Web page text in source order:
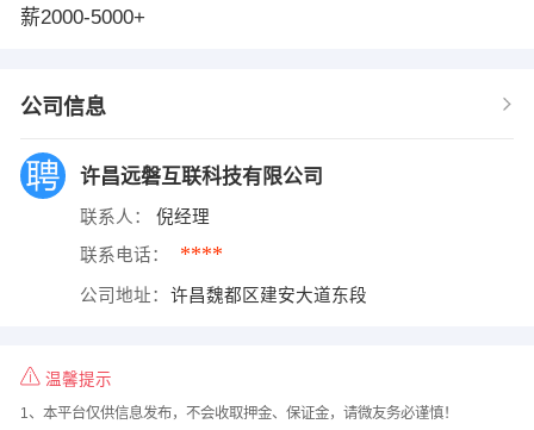
薪2000-5000+
公司信息
许昌远磐互联科技有限公司
联系人： 倪经理
联系电话： ****
公司地址： 许昌魏都区建安大道东段
温馨提示
1、本平台仅供信息发布，不会收取押金、保证金，请微友务必谨慎！